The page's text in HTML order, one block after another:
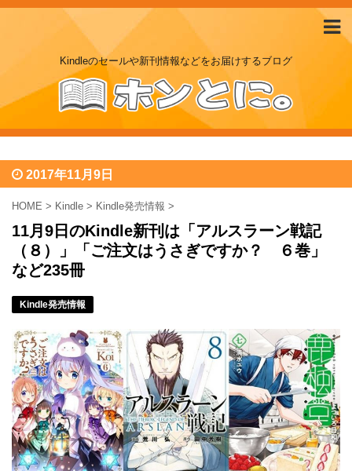
Kindleのセールや新刊情報などをお届けするブログ
2017年11月9日
HOME > Kindle > Kindle発売情報 >
11月9日のKindle新刊は「アルスラーン戦記
（８）」「ご注文はうさぎですか？ ６巻」
など235冊
Kindle発売情報